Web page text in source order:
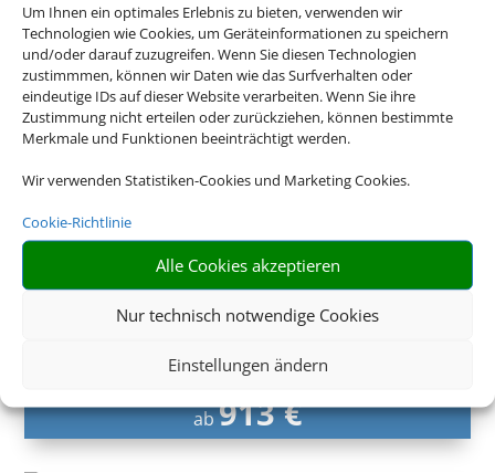
Um Ihnen ein optimales Erlebnis zu bieten, verwenden wir
Technologien wie Cookies, um Geräteinformationen zu speichern
und/oder darauf zuzugreifen. Wenn Sie diesen Technologien
zustimmmen, können wir Daten wie das Surfverhalten oder
eindeutige IDs auf dieser Website verarbeiten. Wenn Sie ihre
Zustimmung nicht erteilen oder zurückziehen, können bestimmte
Merkmale und Funktionen beeinträchtigt werden.
Wir verwenden Statistiken-Cookies und Marketing Cookies.
Cookie-Richtlinie
Alle Cookies akzeptieren
Nur technisch notwendige Cookies
Einstellungen ändern
ab1.494 €
Iberostar Selection Andalucia Playa
Chiclana de la Frontera, Spanisches Inland
ab913 €